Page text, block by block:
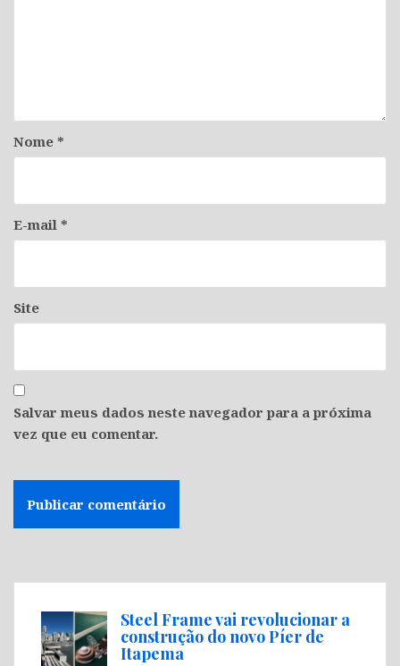
Nome *
E-mail *
Site
Salvar meus dados neste navegador para a próxima
vez que eu comentar.
Steel Frame vai revolucionar a
construção do novo Píer de
Itapema